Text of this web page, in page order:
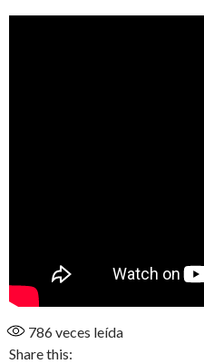
786veces leída
Share this: